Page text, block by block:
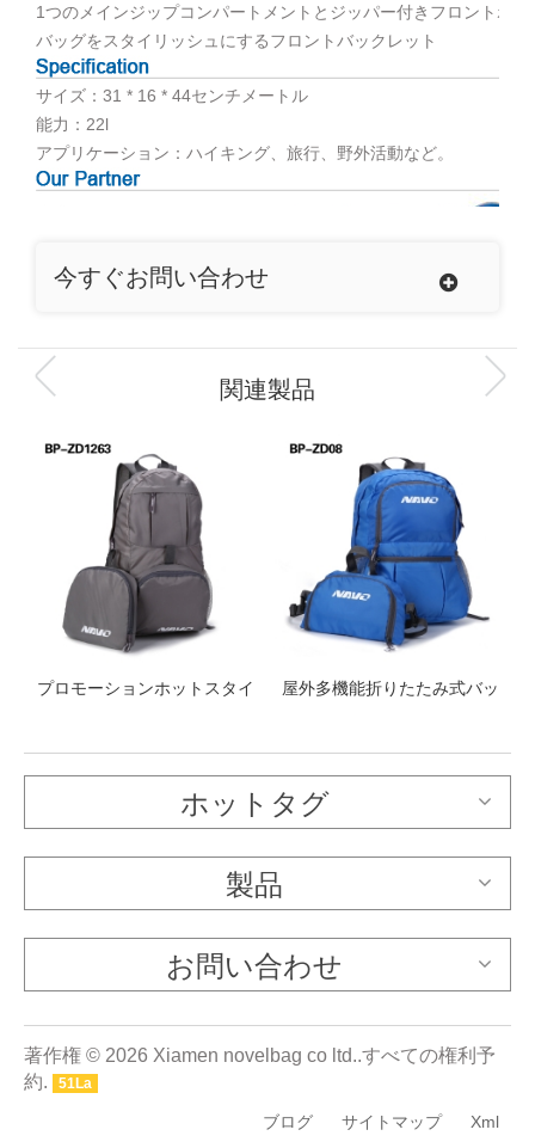
1つのメインジップコンパートメントとジッパー付きフロントポケ
バッグをスタイリッシュにするフロントバックレット
サイズ：31 * 16 * 44センチメートル
能力：22l
アプリケーション：ハイキング、旅行、野外活動など。
今すぐお問い合わせ
関連製品
プロモーションホットスタイ
屋外多機能折りたたみ式バッ
ホットタグ
製品
お問い合わせ
著作権 © 2026 Xiamen novelbag co ltd..すべての権利予
約.
51La
ブログ サイトマップ Xml